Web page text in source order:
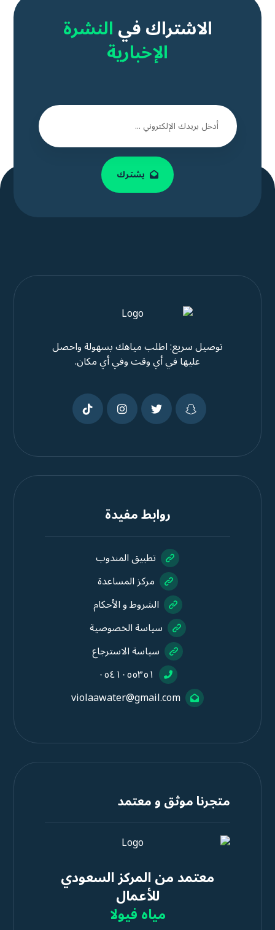
الاشتراك فيالنشرة
الإخبارية
يشترك
توصيل سريع: اطلب مياهك بسهولة واحصل
عليها في أي وقت وفي أي مكان.
روابط مفيدة
تطبيق المندوب
مركز المساعدة
الشروط و الأحكام
سياسة الخصوصية
سياسة الاسترجاع
٠٥٤١٠٥٥٣٥١
violaawater@gmail.com
متجرنا موثق و معتمد
معتمد من المركز السعودي
للأعمال
مياه فيولا